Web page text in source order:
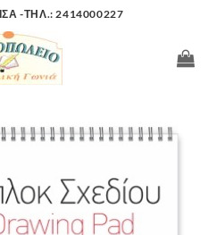
-ΤΗΛ.: 2414000227